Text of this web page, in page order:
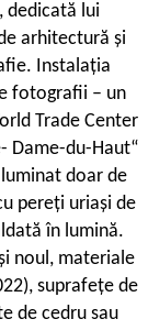
dedicată lui
arhitectură și
Instalația
fotografii – un
Trade Center
Dame-du-Haut“
doar de
pereți uriași de
în lumină.
noul, materiale
suprafețe de
de cedru sau